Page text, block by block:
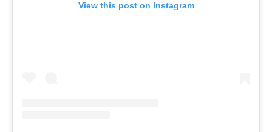
View this post on Instagram